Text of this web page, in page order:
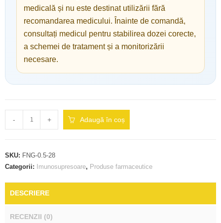
medicală și nu este destinat utilizării fără
recomandarea medicului. Înainte de comandă,
consultați medicul pentru stabilirea dozei corecte,
a schemei de tratament și a monitorizării
necesare.
- + Adaugă în coș
SKU: FNG-0.5-28
Categorii:
Imunosupresoare, Produse farmaceutice
DESCRIERE
RECENZII (0)